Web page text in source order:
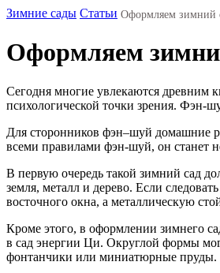
Зимние сады Статьи Оформляем зимний
Оформляем
Сегодня многие увлекаются древним
психологической точки зрения. Фэн-
Для сторонников фэн–шуй домашние
всеми правилами фэн-шуй, он станет
В первую очередь такой зимний сад
земля, металл и дерево. Если
восточного окна, а металлическую
Кроме этого, в оформлении зимнего
в сад энергии Ци. Округлой формы
фонтанчики или миниатюрные пруды.